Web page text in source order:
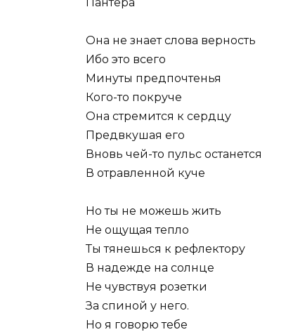
Она не знает слова верность
Ибо это всего
Минуты предпочтенья
Кого-то покруче
Она стремится к сердцу
Предвкушая его
Вновь чей-то пульс останется
В отравленной куче
Но ты не можешь жить
Не ощущая тепло
Ты тянешься к рефлектору
В надежде на солнце
Не чувствуя розетки
За спиной у него.
Но я говорю тебе